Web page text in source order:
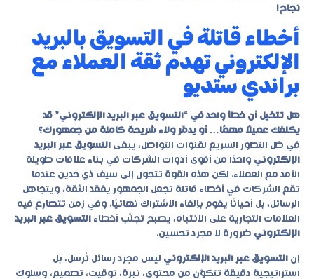
نجاح!
أخطاء قاتلة في التسويق بالبريد
الإلكتروني تهدم ثقة العملاء مع
براندي ستديو
هل تتخيل أن خطأ واحد في “التسويق عبر البريد الإلكتروني” قد
يكلفك عميلًا مهمًا… أو يدمّر ولاء شريحة كاملة من جمهورك؟
في ظل التطور السريع لقنوات التواصل، يبقى التسويق عبر البريد
الإلكتروني واحدًا من أقوى أدوات الشركات في بناء علاقات طويلة
الأمد مع العملاء. لكن هذه القوة تتحول إلى سيف ذي حدين عندما
تقع الشركات في أخطاء قاتلة تجعل الجمهور يفقد الثقة، ويتجاهل
الرسائل، بل أحيانًا يقوم بإلغاء الاشتراك نهائيًا. وفي زمن تتصارع فيه
العلامات التجارية على الانتباه، يصبح تجنّب أخطاء التسويق عبر البريد
الإلكتروني ضرورة لا مجرد تحسين.
إن التسويق عبر البريد الإلكتروني ليس مجرد رسائل تُرسل، بل
استراتيجية دقيقة تتكوّن من محتوى، نبرة، توقيت، تصميم، وسلوك